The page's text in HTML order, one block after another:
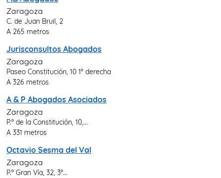
Zaragoza
C. de Juan Bruil, 2
A 265 metros
Jurisconsultos Abogados
Zaragoza
Paseo Constitución, 10 1° derecha
A 326 metros
A & P Abogados Asociados
Zaragoza
P.º de la Constitución, 10,...
A 331 metros
Octavio Sesma del Val
Zaragoza
P.º Gran Vía, 32, 3º...